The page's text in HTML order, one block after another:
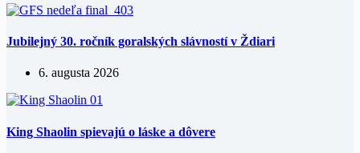
Jubilejný 30. ročník goralských slávností v Ždiari
6. augusta 2026
King Shaolin spievajú o láske a dôvere